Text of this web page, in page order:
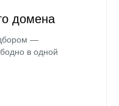
домена
—
в одной